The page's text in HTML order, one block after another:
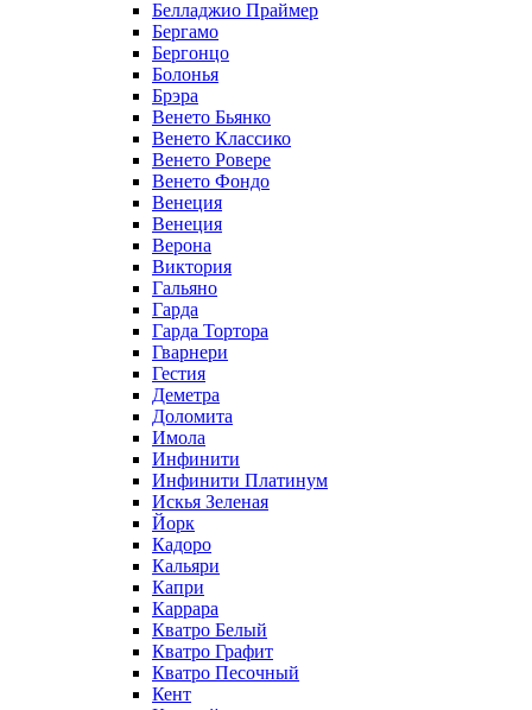
Белладжио Праймер
Бергамо
Бергонцо
Болонья
Брэра
Венето Бьянко
Венето Классико
Венето Ровере
Венето Фондо
Венеция
Венеция
Верона
Виктория
Гальяно
Гарда
Гарда Тортора
Гварнери
Гестия
Деметра
Доломита
Имола
Инфинити
Инфинити Платинум
Искья Зеленая
Йорк
Кадоро
Кальяри
Капри
Каррара
Кватро Белый
Кватро Графит
Кватро Песочный
Кент